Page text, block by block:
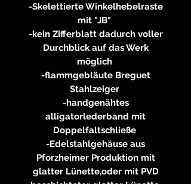
-Skelettierte Winkelhebelraste
mit "JB"
-kein Zifferblatt dadurch voller
Durchblick auf das Werk
möglich
-flammgebläute Breguet
Stahlzeiger
-handgenähtes
alligatorlederband mit
Doppelfaltschließe
-Edelstahlgehäuse aus
Pforzheimer Produktion mit
glatter Lünette,oder mit PVD